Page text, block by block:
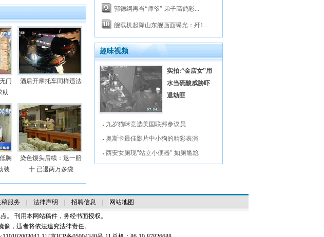
门
助
酒后开摩托车同样违法
胸
装
染色馒头后续：退一赔
十 已退两万多袋
郭德纲再当“师爷” 弟子高鹤彩...
舰载机起降山东舰画面曝光：歼1...
趣味视频
实拍:“金店女”用
水当硫酸威胁吓
退劫匪
九岁猫咪竞选美国联邦参议员
奥斯卡最佳影片中小狗的精彩表演
西安女厕现"站立小便器" 如厕尴尬
稿服务| 法律声明 招聘信息
网站地图
。 刊用本网站稿件，务经书面授权。
，违者将依法追究法律责任。